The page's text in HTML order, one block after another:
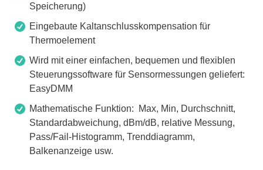
Speicherung)
Eingebaute Kaltanschlusskompensation für
Thermoelement
Wird mit einer einfachen, bequemen und flexiblen
Steuerungssoftware für Sensormessungen geliefert:
EasyDMM
Mathematische Funktion: Max, Min, Durchschnitt,
Standardabweichung, dBm/dB, relative Messung,
Pass/Fail-Histogramm, Trenddiagramm,
Balkenanzeige usw.